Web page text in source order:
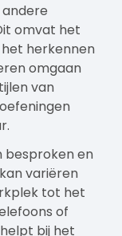
omvat het
herkennen
omgaan
van
besproken en
variëren
tot het
of
bij het